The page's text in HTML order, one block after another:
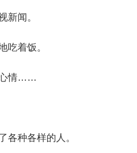
新闻。
吃着饭。
心情……
各种各样的人。